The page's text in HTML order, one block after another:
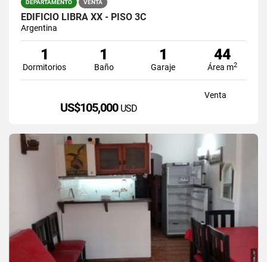
DEPARTAMENTO VENTA
EDIFICIO LIBRA XX - PISO 3C
Argentina
1
Dormitorios
1
Baño
1
Garaje
44
Área m2
Venta
US$105,000 USD